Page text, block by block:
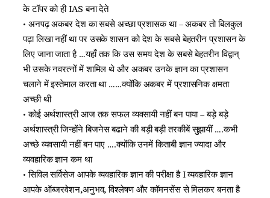
के टॉपर को ही IAS बना देते
• अनपढ़ अकबर देश का सबसे अच्छा प्रशासक था – अकबर तो बिलकुल
पढ़ा लिखा नहीं था पर उसके शासन को देश के सबसे बेहतरीन प्रशासन के
लिए जाना जाता है …यहाँ तक कि उस समय देश के सबसे बेहतरीन विद्वान्
भी उसके नवरत्नों में शामिल थे और अकबर उनके ज्ञान का प्रशासन
चलाने में इस्तेमाल करता था ……क्योंकि अकबर में प्रशासनिक क्षमता
अच्छी थी
• कोई अर्थशास्त्री आज तक सफल व्यवसायी नहीं बन पाया – बड़े बड़े
अर्थशास्त्री जिन्होंने बिजनेस बढाने की बड़ी बड़ी तरकीबें सुझायीं ….कभी
अच्छे व्यवसायी नहीं बन पाए ….क्योंकि उनमें किताबी ज्ञान ज्यादा और
व्यवहारिक ज्ञान कम था
• सिविल सर्विसेज आपके व्यवहारिक ज्ञान की परीक्षा है I व्यवहारिक ज्ञान
आपके ऑब्जरवेशन,अनुभव, विश्लेषण और कॉमनसेंस से मिलकर बनता है